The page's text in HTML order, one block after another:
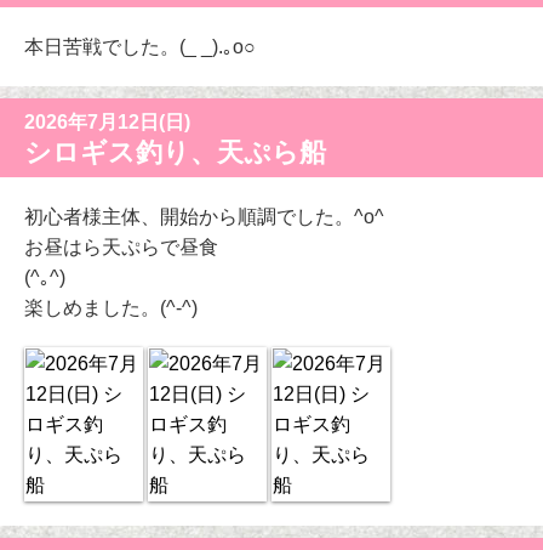
本日苦戦でした。(_ _).｡o○
2026年7月12日(日)
シロギス釣り、天ぷら船
初心者様主体、開始から順調でした。^o^
お昼はら天ぷらで昼食
(^｡^)
楽しめました。(^-^)